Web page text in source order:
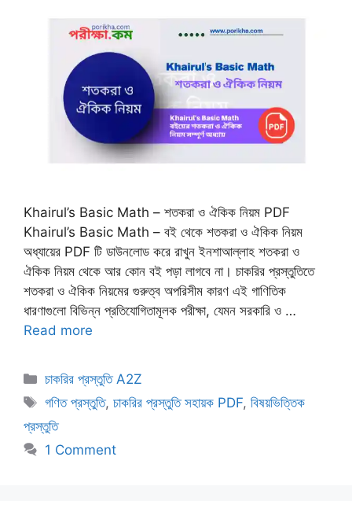
Khairul’s Basic Math – শতকরা ও ঐকিক নিয়ম PDF
Khairul’s Basic Math – বই থেকে শতকরা ও ঐকিক নিয়ম
অধ্যায়ের PDF টি ডাউনলোড করে রাখুন ইনশাআল্লাহ শতকরা ও
ঐকিক নিয়ম থেকে আর কোন বই পড়া লাগবে না। চাকরির প্রস্তুতিতে
শতকরা ও ঐকিক নিয়মের গুরুত্ব অপরিসীম কারণ এই গাণিতিক
ধারণাগুলো বিভিন্ন প্রতিযোগিতামূলক পরীক্ষা, যেমন সরকারি ও …
Read more
Categories
চাকরির প্রস্তুতি A2Z
Tags
গণিত প্রস্তুতি,চাকরির প্রস্তুতি সহায়ক PDF,বিষয়ভিত্তিক
প্রস্তুতি
1 Comment